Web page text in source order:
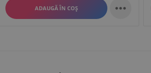
ADAUGĂ ÎN COȘ 